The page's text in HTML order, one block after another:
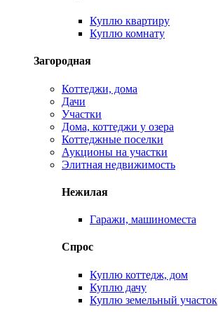
Куплю квартиру
Куплю комнату
Загородная
Коттеджи, дома
Дачи
Участки
Дома, коттеджи у озера
Коттеджные поселки
Аукционы на участки
Элитная недвижимость
Нежилая
Гаражи, машиноместа
Спрос
Куплю коттедж, дом
Куплю дачу
Куплю земельный участок